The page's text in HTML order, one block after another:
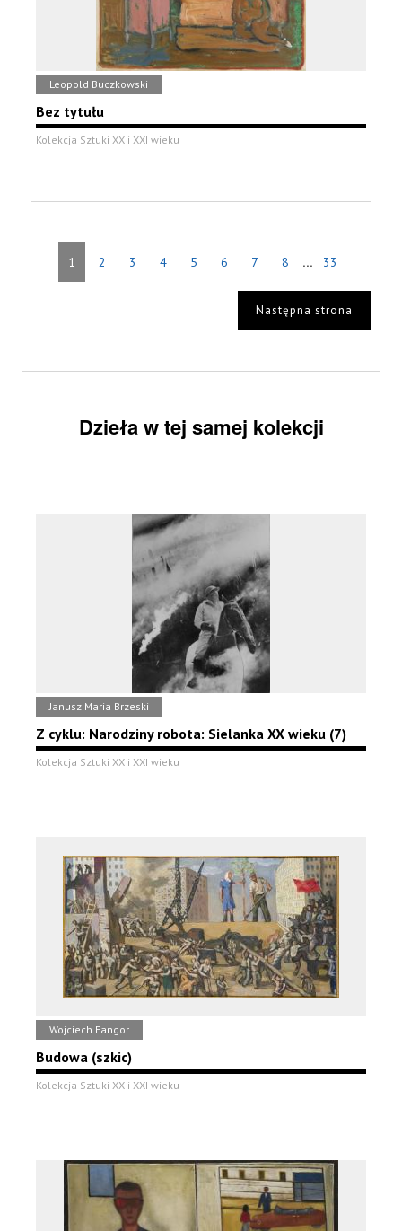
Leopold Buczkowski
Bez tytułu
Kolekcja Sztuki XX i XXI wieku
1 2 3 4 5 6 7 8 ... 33
Następna strona
Dzieła w tej samej kolekcji
Janusz Maria Brzeski
Z cyklu: Narodziny robota: Sielanka XX wieku (7)
Kolekcja Sztuki XX i XXI wieku
Wojciech Fangor
Budowa (szkic)
Kolekcja Sztuki XX i XXI wieku